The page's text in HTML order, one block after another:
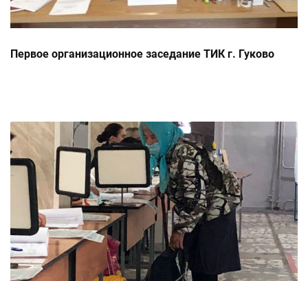
Первое организационное заседание ТИК г. Гуково